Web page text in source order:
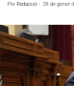
Por Redacció - 28 de gener